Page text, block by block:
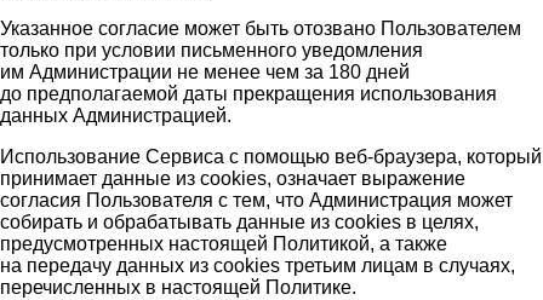
Указанное согласие может быть отозвано Пользователем
только при условии письменного уведомления
им Администрации не менее чем за 180 дней
до предполагаемой даты прекращения использования
данных Администрацией.
Использование Сервиса с помощью веб-браузера, который
принимает данные из cookies, означает выражение
согласия Пользователя с тем, что Администрация может
собирать и обрабатывать данные из cookies в целях,
предусмотренных настоящей Политикой, а также
на передачу данных из cookies третьим лицам в случаях,
перечисленных в настоящей Политике.